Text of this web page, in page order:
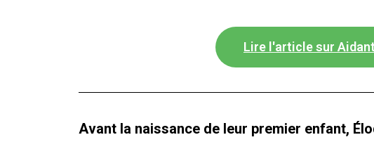
Lire l'article sur
Avant la naissance de leur premier enfant,